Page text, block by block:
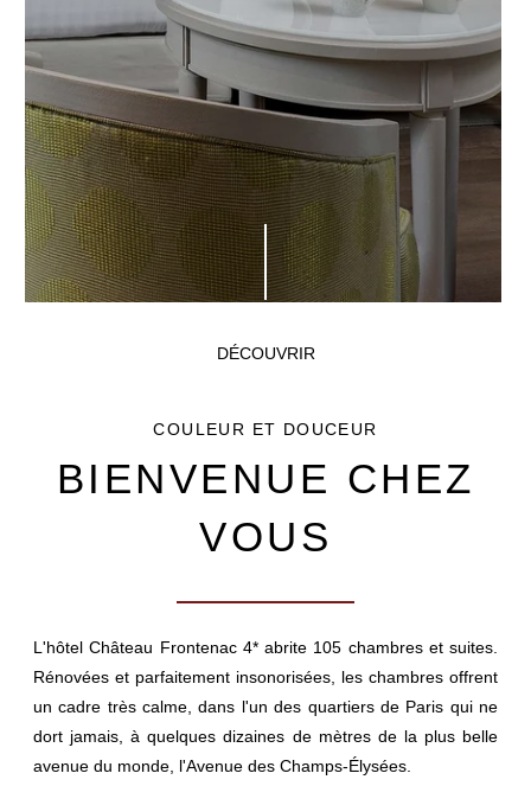
DÉCOUVRIR
COULEUR ET DOUCEUR
BIENVENUE CHEZ
VOUS
L'hôtel Château Frontenac 4* abrite 105 chambres et suites.
Rénovées et parfaitement insonorisées, les chambres offrent
un cadre très calme, dans l'un des quartiers de Paris qui ne
dort jamais, à quelques dizaines de mètres de la plus belle
avenue du monde, l'Avenue des Champs-Élysées.